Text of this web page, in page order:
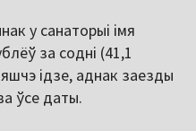
у санаторыі імя
за содні (41,1
ідзе, аднак заезды
ўсе даты.